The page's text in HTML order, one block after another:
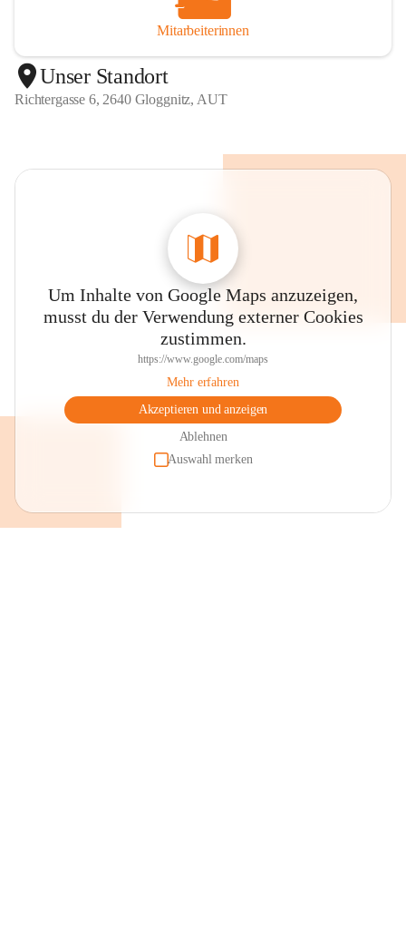
Mitarbeiterinnen
+1
Unser Standort
Richtergasse 6, 2640 Gloggnitz, AUT
Um Inhalte von Google Maps anzuzeigen,
musst du der Verwendung externer Cookies
zustimmen.
https://www.google.com/maps
Mehr erfahren
Akzeptieren und anzeigen
Ablehnen
Auswahl merken